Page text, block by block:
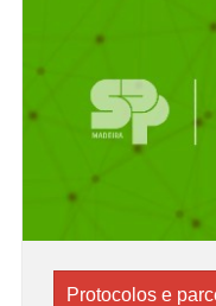
Protocolos e